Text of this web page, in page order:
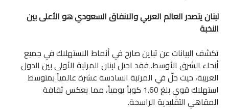
لبنان يتصدر العالم العربي والانفاق السعودي هو الأعلى بين
النخبة
تكشف البيانات عن تباين صارخ في أنماط الاستهلاك في جميع
أنحاء الشرق الأوسط. فقد احتل لبنان المرتبة الأولى بين الدول
العربية، حيث حلّ في المرتبة السادسة عشرة عالمياً بمتوسط ​​
استهلاك قوي بلغ 1.60 كوباً يومياً، مما يعكس ثقافة
المقاهي التقليدية الراسخة.